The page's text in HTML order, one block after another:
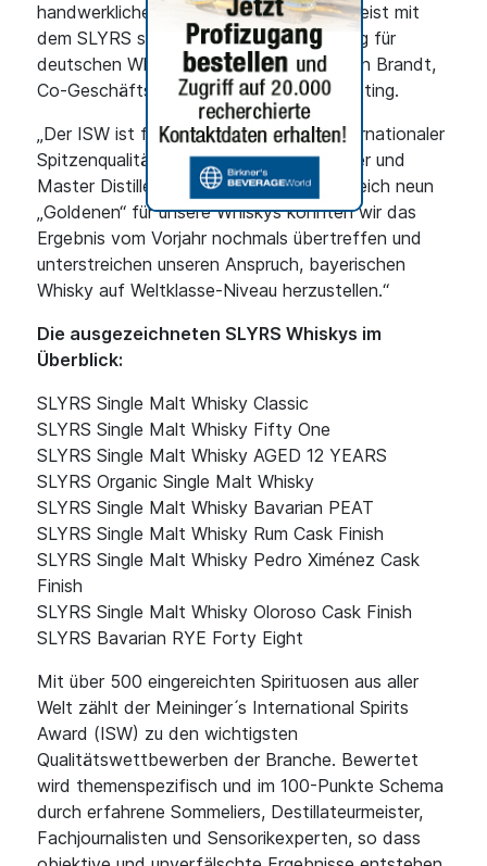
handwerkliche Qualität und den Pioniergeist mit
dem SLYRS seit über 20 Jahren den Weg für
deutschen Whisky ebnet“, erklärt Steffen Brandt,
Co-Geschäftsführer für Sales und Marketing.
„Der ISW ist für uns ein Gradmesser internationaler
Spitzenqualität“, ergänzt Geschäftsführer und
Master Distiller Hans Kemenater. „Mit gleich neun
„Goldenen“ für unsere Whiskys konnten wir das
Ergebnis vom Vorjahr nochmals übertreffen und
unterstreichen unseren Anspruch, bayerischen
Whisky auf Weltklasse-Niveau herzustellen.“
Die ausgezeichneten SLYRS Whiskys im
Überblick:
SLYRS Single Malt Whisky Classic
SLYRS Single Malt Whisky Fifty One
SLYRS Single Malt Whisky AGED 12 YEARS
SLYRS Organic Single Malt Whisky
SLYRS Single Malt Whisky Bavarian PEAT
SLYRS Single Malt Whisky Rum Cask Finish
SLYRS Single Malt Whisky Pedro Ximénez Cask
Finish
SLYRS Single Malt Whisky Oloroso Cask Finish
SLYRS Bavarian RYE Forty Eight
Mit über 500 eingereichten Spirituosen aus aller
Welt zählt der Meininger ́s International Spirits
Award (ISW) zu den wichtigsten
Qualitätswettbewerben der Branche. Bewertet
wird themenspezifisch und im 100-Punkte Schema
durch erfahrene Sommeliers, Destillateurmeister,
Fachjournalisten und Sensorikexperten, so dass